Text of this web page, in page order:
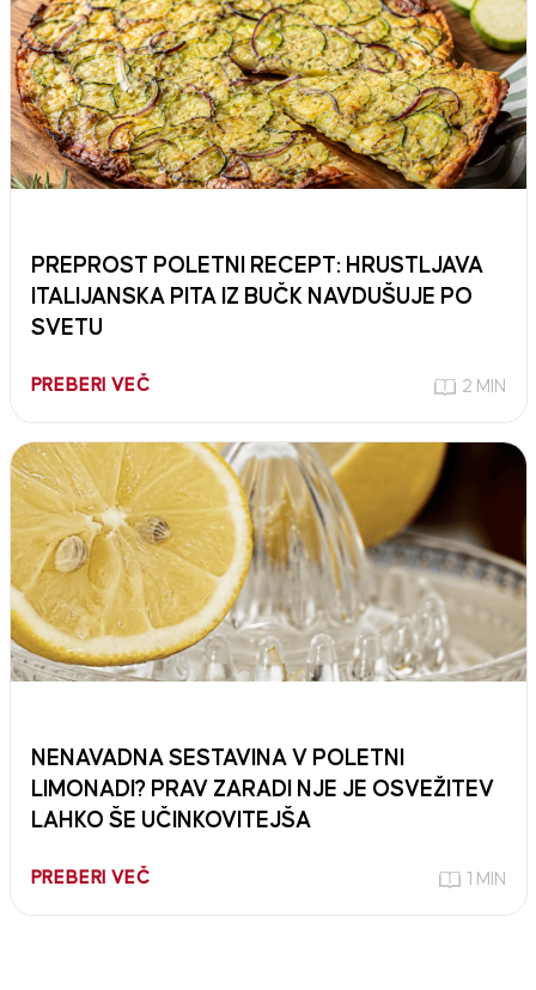
PREPROST POLETNI RECEPT: HRUSTLJAVA
ITALIJANSKA PITA IZ BUČK NAVDUŠUJE PO
SVETU
PREBERI VEČ 2 MIN
NENAVADNA SESTAVINA V POLETNI
LIMONADI? PRAV ZARADI NJE JE OSVEŽITEV
LAHKO ŠE UČINKOVITEJŠA
PREBERI VEČ 1 MIN